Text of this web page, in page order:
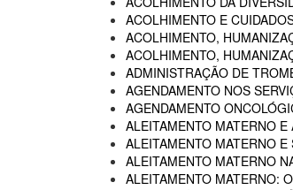
ACOLHIMENTO E
ACOLHIMENTO,
ACOLHIMENTO,
ADMINISTRAÇÃO DE
AGENDAMENTO NOS
AGENDAMENTO
ALEITAMENTO MATERNO
ALEITAMENTO MATERNO
ALEITAMENTO MATERNO
ALEITAMENTO MATERNO: